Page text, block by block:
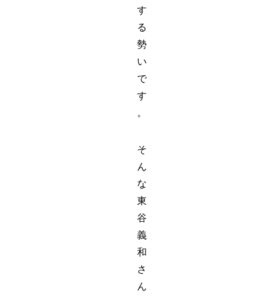
す
る
勢
い
で
す
。
そ
ん
な
東
谷
義
和
さ
ん